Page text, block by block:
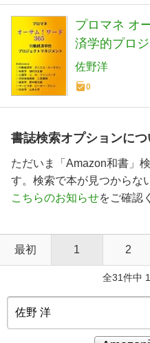
プロマネ オ
済学的プロ
マネ行動経済
佐野洋
0
書誌検索オプションにつ
ただいま「Amazon和書」
す。検索で本が見つからな
こちらのお知らせをご確認
最初 1 2
全31件中